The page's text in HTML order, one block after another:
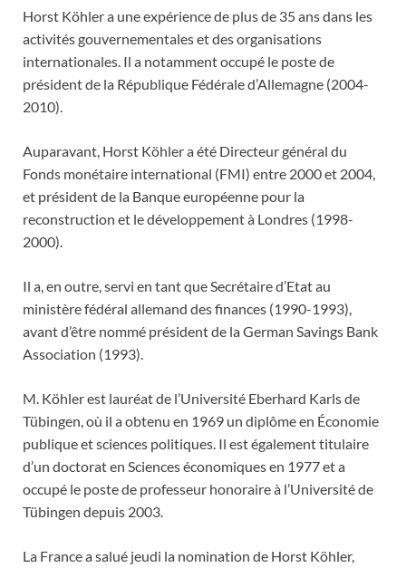
Horst Köhler a une expérience de plus de 35 ans dans les
activités gouvernementales et des organisations
internationales. Il a notamment occupé le poste de
président de la République Fédérale d’Allemagne (2004-
2010).
Auparavant, Horst Köhler a été Directeur général du
Fonds monétaire international (FMI) entre 2000 et 2004,
et président de la Banque européenne pour la
reconstruction et le développement à Londres (1998-
2000).
Il a, en outre, servi en tant que Secrétaire d’Etat au
ministère fédéral allemand des finances (1990-1993),
avant d’être nommé président de la German Savings Bank
Association (1993).
M. Köhler est lauréat de l’Université Eberhard Karls de
Tübingen, où il a obtenu en 1969 un diplôme en Économie
publique et sciences politiques. Il est également titulaire
d’un doctorat en Sciences économiques en 1977 et a
occupé le poste de professeur honoraire à l’Université de
Tübingen depuis 2003.
La France a salué jeudi la nomination de Horst Köhler,